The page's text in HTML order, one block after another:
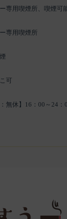
専用喫煙所、喫煙可
専用喫煙所
可
：無休】16：00～24：